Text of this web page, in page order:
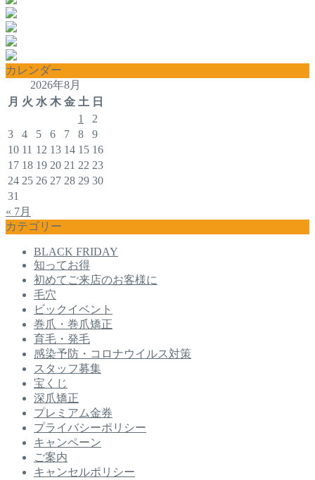
カレンダー
2026年8月
月 火 水 木 金 土 日
1
2
3
4 5 6 7 8
9
10 11 12 13 14 15 16
17 18 19 20 21 22 23
24 25 26 27 28 29 30
31
« 7月
カテゴリー
BLACK FRIDAY
知ってお得
初めてご来店のお客様に
毛穴
ビックイベント
巻爪・巻爪矯正
育毛・発毛
感染予防・コロナウイルス対策
スタッフ募集
宝くじ
深爪矯正
プレミアム金券
プライバシーポリシー
キャンペーン
ご案内
キャンセルポリシー